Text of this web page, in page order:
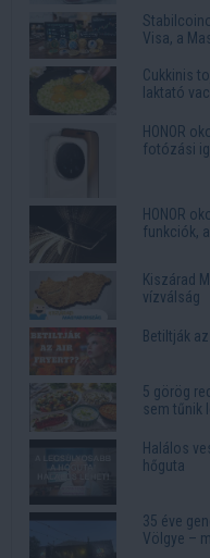
Visa, a
Cukkinis
laktató
HONOR
fotózási
HONOR
funkciók,
Kiszárad
vízválság
Betiltják
5 görög
sem tűnik
Halálos
hőguta
35 éve
Völgye –